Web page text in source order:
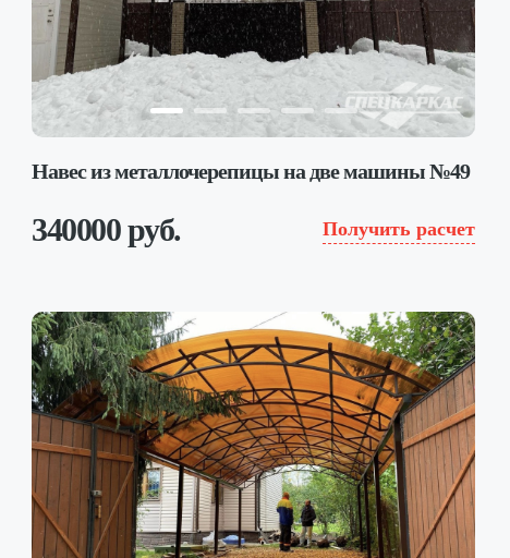
Навес из металлочерепицы на две машины №49
340000 руб. Получить расчет